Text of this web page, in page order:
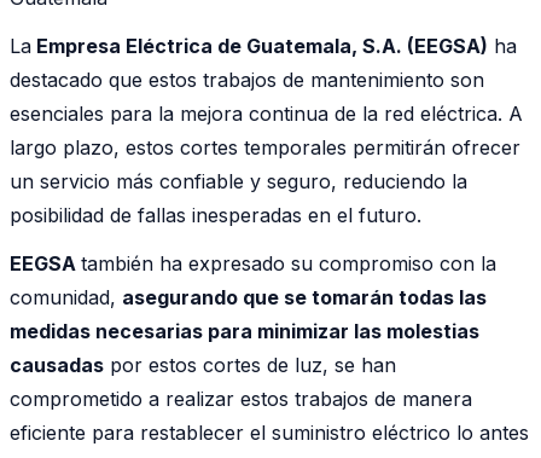
La Empresa Eléctrica de Guatemala, S.A. (EEGSA) ha
destacado que estos trabajos de mantenimiento son
esenciales para la mejora continua de la red eléctrica. A
largo plazo, estos cortes temporales permitirán ofrecer
un servicio más confiable y seguro, reduciendo la
posibilidad de fallas inesperadas en el futuro.
EEGSA también ha expresado su compromiso con la
comunidad, asegurando que se tomarán todas las
medidas necesarias para minimizar las molestias
causadas por estos cortes de luz, se han
comprometido a realizar estos trabajos de manera
eficiente para restablecer el suministro eléctrico lo antes